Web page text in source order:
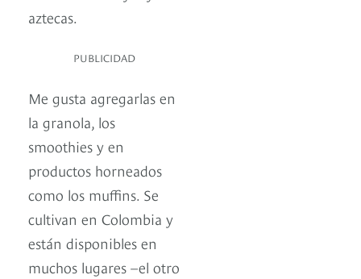
aztecas.
PUBLICIDAD
Me gusta agregarlas en
la granola, los
smoothies y en
productos horneados
como los muffins. Se
cultivan en Colombia y
están disponibles en
muchos lugares –el otro